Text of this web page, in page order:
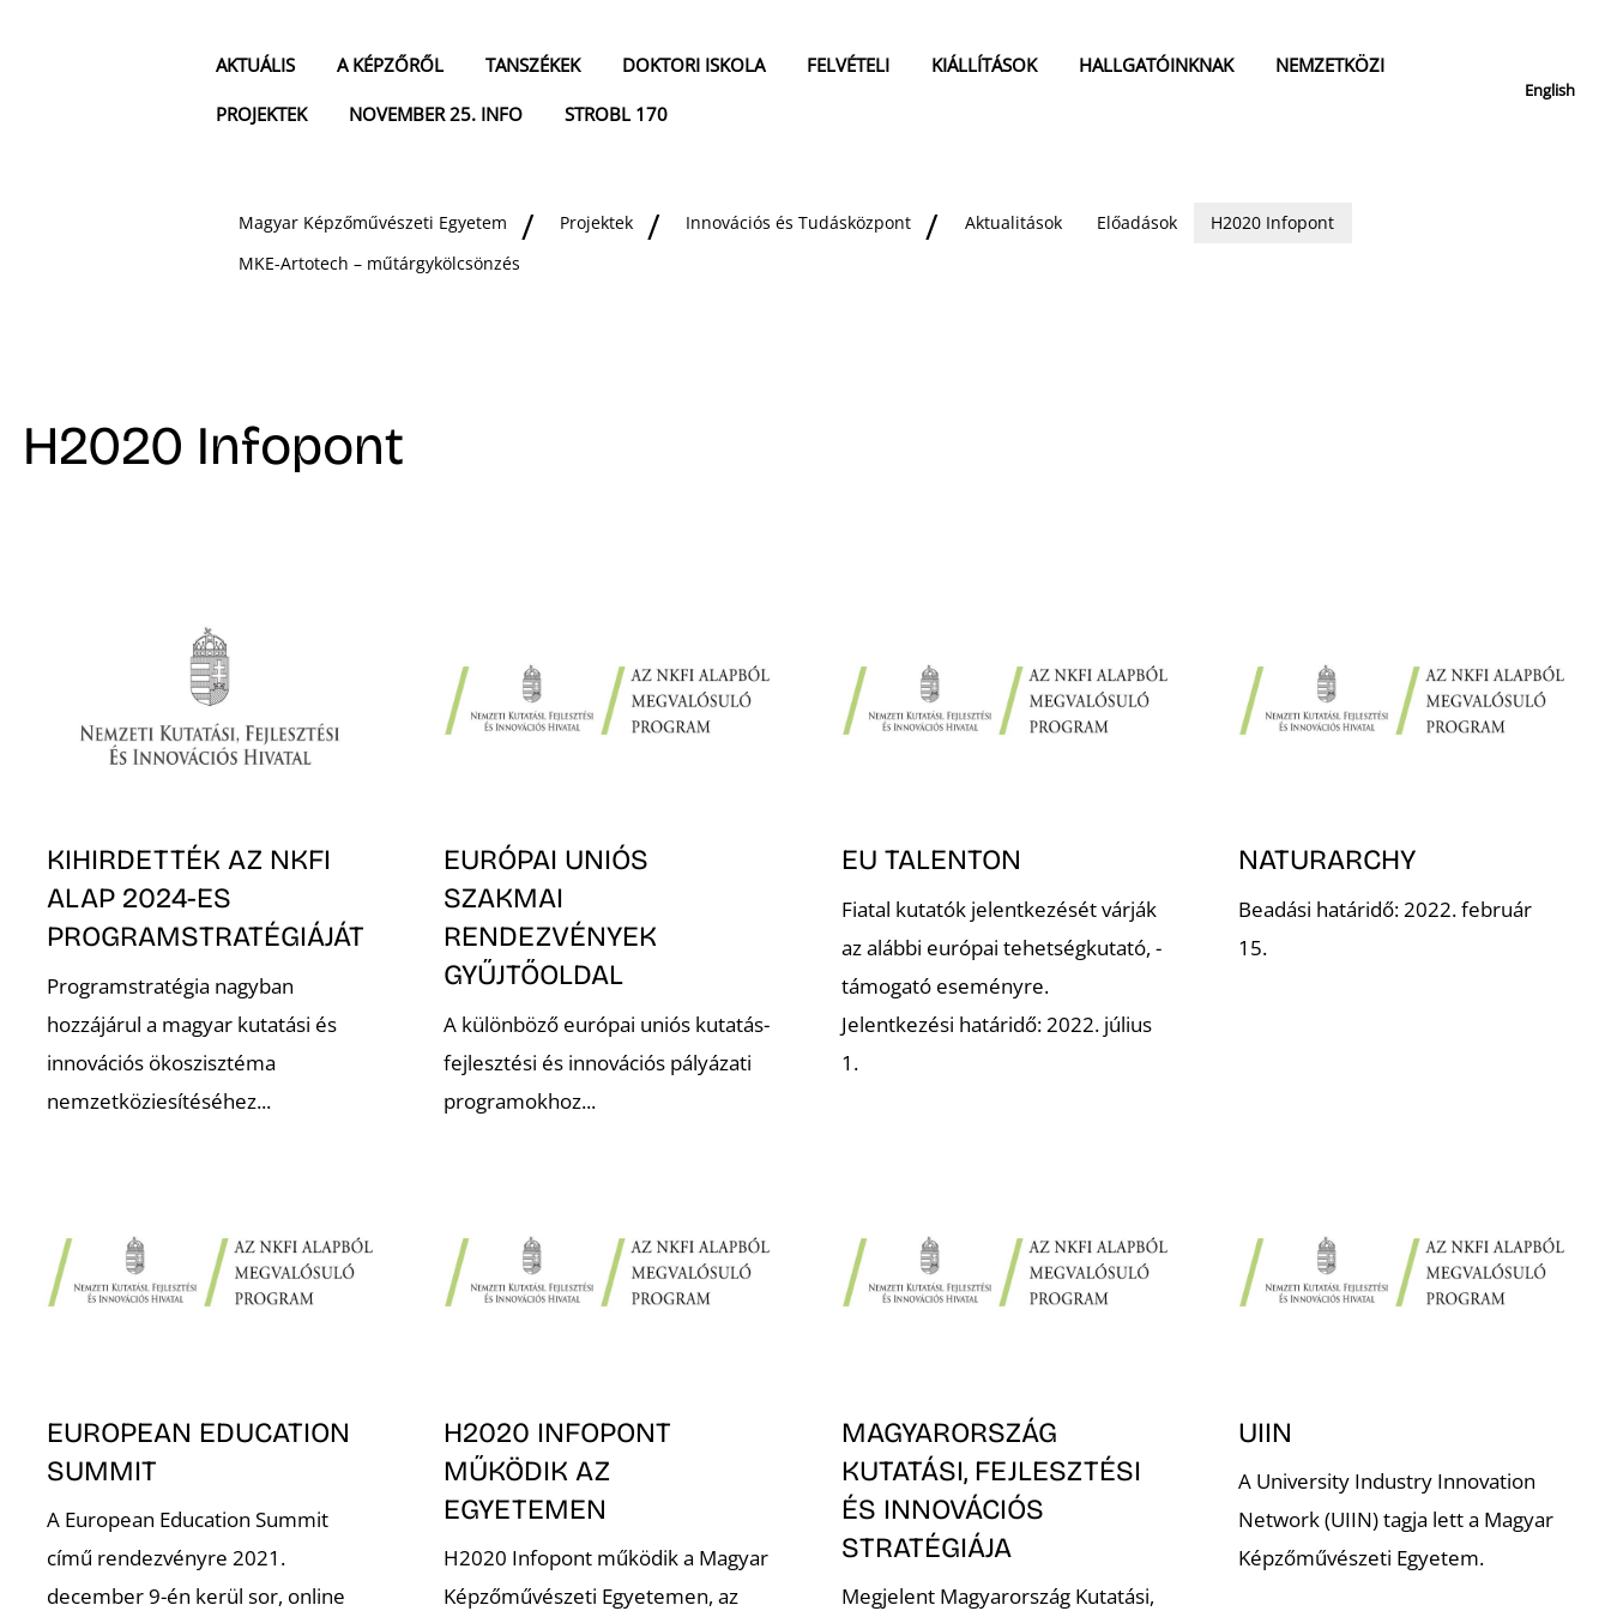
AKTUÁLIS A KÉPZŐRŐL TANSZÉKEK DOKTORI ISKOLA FELVÉTELI KIÁLLÍTÁSOK HALLGATÓINKNAK
NEMZETKÖZI
PROJEKTEK
NOVEMBER 25. INFO STROBL 170
English
Magyar Képzőművészeti Egyetem Projektek Innovációs és Tudásközpont Aktualitások Előadások
H2020 Infopont
MKE-Artotech – műtárgykölcsönzés
H2020 Infopont
KIHIRDETTÉK AZ NKFI
ALAP 2024-ES
PROGRAMSTRATÉGIÁJÁT
Programstratégia nagyban
hozzájárul a magyar kutatási és
innovációs ökoszisztéma
nemzetköziesítéséhez...
EURÓPAI UNIÓS
SZAKMAI
RENDEZVÉNYEK
GYŰJTŐOLDAL
A különböző európai uniós kutatás-
fejlesztési és innovációs pályázati
programokhoz...
EU TALENTON
Fiatal kutatók jelentkezését várják
az alábbi európai tehetségkutató, -
támogató eseményre.
Jelentkezési határidő: 2022. július
1.
NATURARCHY
Beadási határidő: 2022. február
15.
EUROPEAN EDUCATION
SUMMIT
A European Education Summit
című rendezvényre 2021.
december 9-én kerül sor, online
H2020 INFOPONT
MŰKÖDIK AZ
EGYETEMEN
H2020 Infopont működik a Magyar
Képzőművészeti Egyetemen, az
MAGYARORSZÁG
KUTATÁSI, FEJLESZTÉSI
ÉS INNOVÁCIÓS
STRATÉGIÁJA
Megjelent Magyarország Kutatási,
UIIN
A University Industry Innovation
Network (UIIN) tagja lett a Magyar
Képzőművészeti Egyetem.